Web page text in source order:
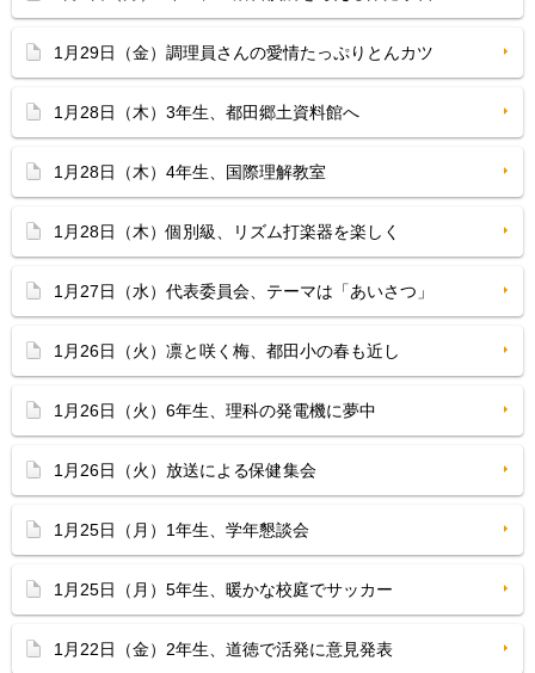
1月29日（金）調理員さんの愛情たっぷりとんカツ
1月28日（木）3年生、都田郷土資料館へ
1月28日（木）4年生、国際理解教室
1月28日（木）個別級、リズム打楽器を楽しく
1月27日（水）代表委員会、テーマは「あいさつ」
1月26日（火）凛と咲く梅、都田小の春も近し
1月26日（火）6年生、理科の発電機に夢中
1月26日（火）放送による保健集会
1月25日（月）1年生、学年懇談会
1月25日（月）5年生、暖かな校庭でサッカー
1月22日（金）2年生、道徳で活発に意見発表